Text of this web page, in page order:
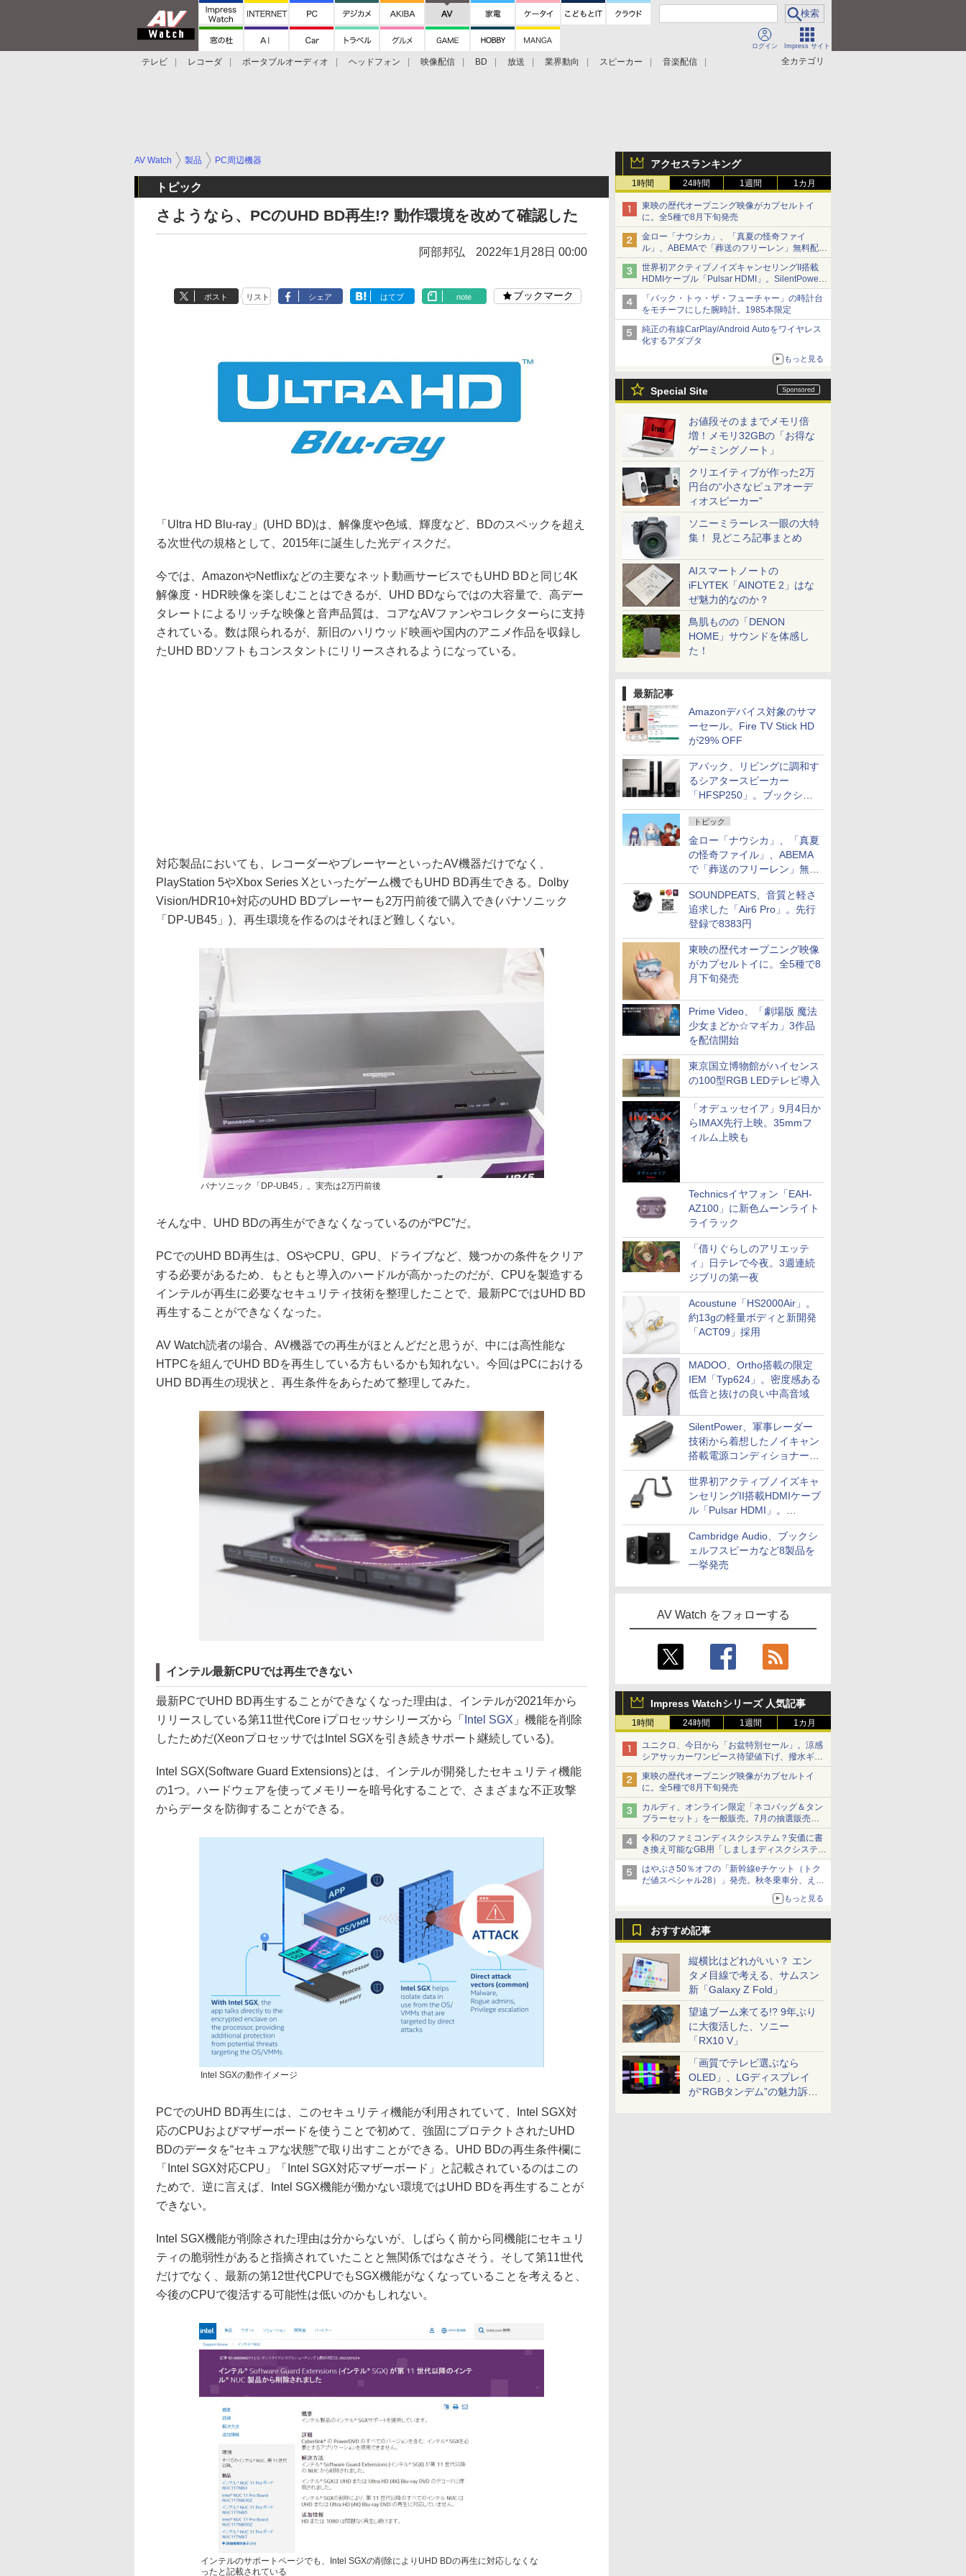
ログイン Impress サイト
全カテゴリ
テレビ レコーダ ポータブルオーディオ ヘッドフォン 映像配信 BD 放送 業界動向 スピーカー
音楽配信
アクセスランキング
1時間 24時間 1週間 1カ月
東映の歴代オープニング映像がカプセルトイ
に。全5種で8月下旬発売
金ロー「ナウシカ」、「真夏の怪奇ファイ
ル」、ABEMAで「葬送のフリーレン」無料配信
など。夏の特番・配信情報
世界初アクティブノイズキャンセリングII搭載
HDMIケーブル「Pulsar HDMI」。SilentPower
から
「バック・トゥ・ザ・フューチャー」の時計台
をモチーフにした腕時計。1985本限定
純正の有線CarPlay/Android Autoをワイヤレス
化するアダプタ
もっと見る
Special Site
お値段そのままでメモリ倍
増！メモリ32GBの「お得な
ゲーミングノート」
クリエイティブが作った2万
円台の“小さなピュアオーデ
ィオスピーカー”
ソニーミラーレス一眼の大特
集！ 見どころ記事まとめ
AIスマートノートの
iFLYTEK「AINOTE 2」はな
ぜ魅力的なのか？
鳥肌ものの「DENON
HOME」サウンドを体感し
た！
最新記事
Amazonデバイス対象のサマ
ーセール。Fire TV Stick HD
が29% OFF
アバック、リビングに調和す
るシアタースピーカー
「HFSP250」。ブックシェ
ルフはペア3万円以下
トピック
金ロー「ナウシカ」、「真夏
の怪奇ファイル」、ABEMA
で「葬送のフリーレン」無料
配信など。夏の特番・配信情
報
SOUNDPEATS、音質と軽さ
追求した「Air6 Pro」。先行
登録で8383円
東映の歴代オープニング映像
がカプセルトイに。全5種で8
月下旬発売
Prime Video、「劇場版 魔法
少女まどか☆マギカ」3作品
を配信開始
東京国立博物館がハイセンス
の100型RGB LEDテレビ導入
「オデュッセイア」9月4日か
らIMAX先行上映。35mmフ
ィルム上映も
Technicsイヤフォン「EAH-
AZ100」に新色ムーンライト
ライラック
「借りぐらしのアリエッテ
ィ」日テレで今夜。3週連続
ジブリの第一夜
Acoustune「HS2000Air」。
約13gの軽量ボディと新開発
「ACT09」採用
MADOO、Ortho搭載の限定
IEM「Typ624」。密度感ある
低音と抜けの良い中高音域
SilentPower、軍事レーダー
技術から着想したノイキャン
搭載電源コンディショナー
「AC iPurifier2」
世界初アクティブノイズキャ
ンセリングII搭載HDMIケーブ
ル「Pulsar HDMI」。
SilentPowerから
Cambridge Audio、ブックシ
ェルフスピーカなど8製品を
一挙発売
AV Watch をフォローする
Impress Watchシリーズ 人気記事
1時間 24時間 1週間 1カ月
ユニクロ、今日から「お盆特別セール」。涼感
シアサッカーワンピース待望値下げ、撥水ギア
ショーツは1990円に
東映の歴代オープニング映像がカプセルトイ
に。全5種で8月下旬発売
カルディ、オンライン限定「ネコバッグ＆タン
ブラーセット」を一般販売。7月の抽選販売の
当選無効分
令和のファミコンディスクシステム？安価に書
き換え可能なGB用「しましまディスクシステ
ム」
はやぶさ50％オフの「新幹線eチケット（トク
だ値スペシャル28）」発売。秋冬乗車分、えき
もっと見る
おすすめ記事
縦横比はどれがいい？ エン
タメ目線で考える、サムスン
新「Galaxy Z Fold」
望遠ブーム来てる!? 9年ぶり
に大復活した、ソニー
「RX10 V」
「画質でテレビ選ぶなら
OLED」、LGディスプレイ
が“RGBタンデム”の魅力訴
AV Watch 製品 PC周辺機器
トピック
さようなら、PCのUHD BD再生!? 動作環境を改めて確認した
阿部邦弘 2022年1月28日 00:00
ポスト リスト シェア はてブ note ブックマーク
「Ultra HD Blu-ray」(UHD BD)は、解像度や色域、輝度など、BDのスペックを超え
る次世代の規格として、2015年に誕生した光ディスクだ。
今では、AmazonやNetflixなどの主要なネット動画サービスでもUHD BDと同じ4K
解像度・HDR映像を楽しむことはできるが、UHD BDならではの大容量で、高デー
タレートによるリッチな映像と音声品質は、コアなAVファンやコレクターらに支持
されている。数は限られるが、新旧のハリウッド映画や国内のアニメ作品を収録し
たUHD BDソフトもコンスタントにリリースされるようになっている。
対応製品においても、レコーダーやプレーヤーといったAV機器だけでなく、
PlayStation 5やXbox Series Xといったゲーム機でもUHD BD再生できる。Dolby
Vision/HDR10+対応のUHD BDプレーヤーも2万円前後で購入でき(パナソニック
「DP-UB45」)、再生環境を作るのはそれほど難しくない。
パナソニック「DP-UB45」。実売は2万円前後
そんな中、UHD BDの再生ができなくなっているのが“PC”だ。
PCでのUHD BD再生は、OSやCPU、GPU、ドライブなど、幾つかの条件をクリア
する必要があるため、もともと導入のハードルが高かったのだが、CPUを製造する
インテルが再生に必要なセキュリティ技術を整理したことで、最新PCではUHD BD
再生することができなくなった。
AV Watch読者の場合、AV機器での再生がほとんどだと思うが、中には高性能な
HTPCを組んでUHD BDを再生している方もいるかも知れない。今回はPCにおける
UHD BD再生の現状と、再生条件をあらためて整理してみた。
インテル最新CPUでは再生できない
最新PCでUHD BD再生することができなくなった理由は、インテルが2021年から
リリースしている第11世代Core iプロセッサシリーズから「
Intel SGX 」機能を削除
したためだ(XeonプロセッサではIntel SGXを引き続きサポート継続している)。
Intel SGX(Software Guard Extensions)とは、インテルが開発したセキュリティ機能
の1つ。ハードウェアを使ってメモリーを暗号化することで、さまざまな不正攻撃
からデータを防御することができる。
Intel SGXの動作イメージ
PCでのUHD BD再生には、このセキュリティ機能が利用されていて、Intel SGX対
応のCPUおよびマザーボードを使うことで初めて、強固にプロテクトされたUHD
BDのデータを“セキュアな状態”で取り出すことができる。UHD BDの再生条件欄に
「Intel SGX対応CPU」「Intel SGX対応マザーボード」と記載されているのはこの
ためで、逆に言えば、Intel SGX機能が働かない環境ではUHD BDを再生することが
できない。
Intel SGX機能が削除された理由は分からないが、しばらく前から同機能にセキュリ
ティの脆弱性があると指摘されていたことと無関係ではなさそう。そして第11世代
だけでなく、最新の第12世代CPUでもSGX機能がなくなっていることを考えると、
今後のCPUで復活する可能性は低いのかもしれない。
インテルのサポートページでも、Intel SGXの削除によりUHD BDの再生に対応しなくな
ったと記載されている